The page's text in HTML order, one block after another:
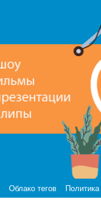
Облако тегов